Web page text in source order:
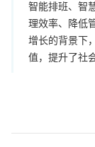
智能排班、智
理效率、降低
增长的背景下
值，提升了社